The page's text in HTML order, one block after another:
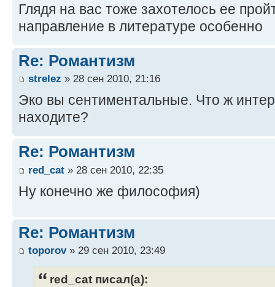
Глядя на вас тоже захотелось ее
направление в литературе особенно
Re: Романтизм
strelez » 28 сен 2010, 21:16
Эко вы сентиментальные. Что ж
находите?
Re: Романтизм
red_cat » 28 сен 2010, 22:35
Ну конечно же философия)
Re: Романтизм
toporov» 29 сен 2010, 23:49
red_cat писал(а):